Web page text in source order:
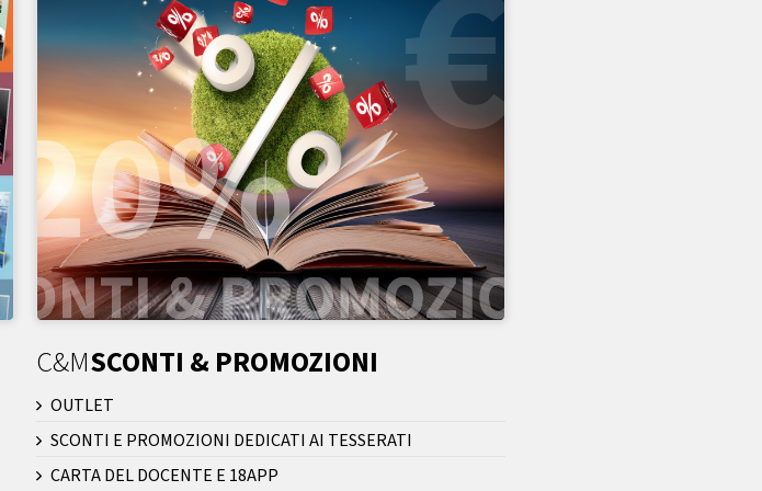
C&MSCONTI & PROMOZIONI
OUTLET
SCONTI E PROMOZIONI DEDICATI AI TESSERATI
CARTA DEL DOCENTE E 18APP